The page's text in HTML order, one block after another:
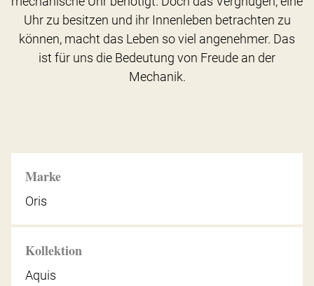
Marke
Oris
Kollektion
Aquis
Uhr zu besitzen und ihr Innenleben betrachten zu
können, macht das Leben so viel angenehmer. Das
ist für uns die Bedeutung von Freude an der
Mechanik.